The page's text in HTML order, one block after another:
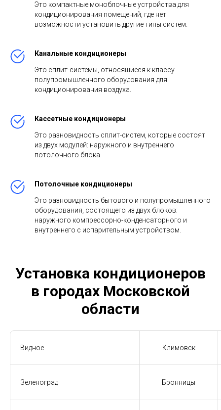
Это компактные моноблочные устройства для
кондиционирования помещений, где нет
возможности установить другие типы систем.
Канальные кондиционеры
Это сплит-системы, относящиеся к классу
полупромышленного оборудования для
кондиционирования воздуха.
Кассетные кондиционеры
Это разновидность сплит-систем, которые состоят
из двух модулей: наружного и внутреннего
потолочного блока.
Потолочные кондиционеры
Это разновидность бытового и полупромышленного
оборудования, состоящего из двух блоков:
наружного компрессорно-конденсаторного и
внутреннего с испарительным устройством.
Установка кондиционеров
в городах Московской
области
Видное Климовск
Зеленоград Бронницы